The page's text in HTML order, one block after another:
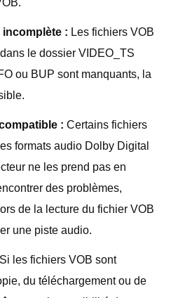
: Les fichiers VOB
le dossier VIDEO_TS
ou BUP sont manquants, la
: Certains fichiers
formats audio Dolby Digital
ne les prend pas en
des problèmes,
de la lecture du fichier VOB
une piste audio.
Si les fichiers VOB sont
du téléchargement ou de